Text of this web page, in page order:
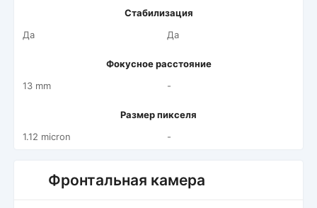
Стабилизация
Да
Да
Фокусное расстояние
13 mm
-
Размер пикселя
1.12 micron
-
Фронтальная камера